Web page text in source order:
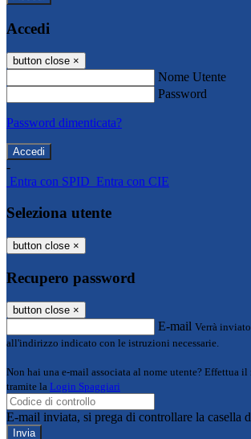
Accedi
button close ×
Nome Utente
Password
Password dimenticata?
-
Entra con SPID Entra con CIE
Seleziona utente
button close ×
Recupero password
button close ×
E-mail Verrà
all'indirizzo indicato con le istruzioni necessarie.
Non hai una e-mail associata al nome utente? Effettua il
tramite la Login Spaggiari
E-mail inviata, si prega di controllare la casella